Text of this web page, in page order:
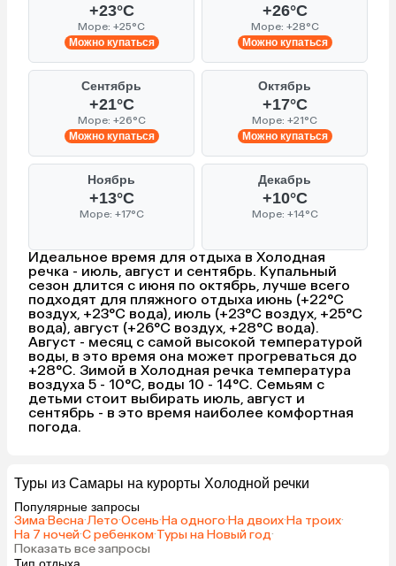
+23°C
Море: +25°C
Можно купаться
+26°C
Море: +28°C
Можно купаться
Сентябрь
+21°C
Море: +26°C
Можно купаться
Октябрь
+17°C
Море: +21°C
Можно купаться
Ноябрь
+13°C
Море: +17°C
Декабрь
+10°C
Море: +14°C
Идеальное время для отдыха в Холодная
речка - июль, август и сентябрь. Купальный
сезон длится с июня по октябрь, лучше всего
подходят для пляжного отдыха июнь (+22°C
воздух, +23°C вода), июль (+23°C воздух, +25°C
вода), август (+26°C воздух, +28°C вода).
Август - месяц с самой высокой температурой
воды, в это время она может прогреваться до
+28°C. Зимой в Холодная речка температура
воздуха 5 - 10°C, воды 10 - 14°C. Семьям с
детьми стоит выбирать июль, август и
сентябрь - в это время наиболее комфортная
погода.
Туры из Самары на курорты Холодной речки
Популярные запросы
Зима·Весна·Лето·Осень·На одного·На двоих·На троих·
На 7 ночей·С ребенком·Туры на Новый год·
Показать все запросы
Тип отдыха